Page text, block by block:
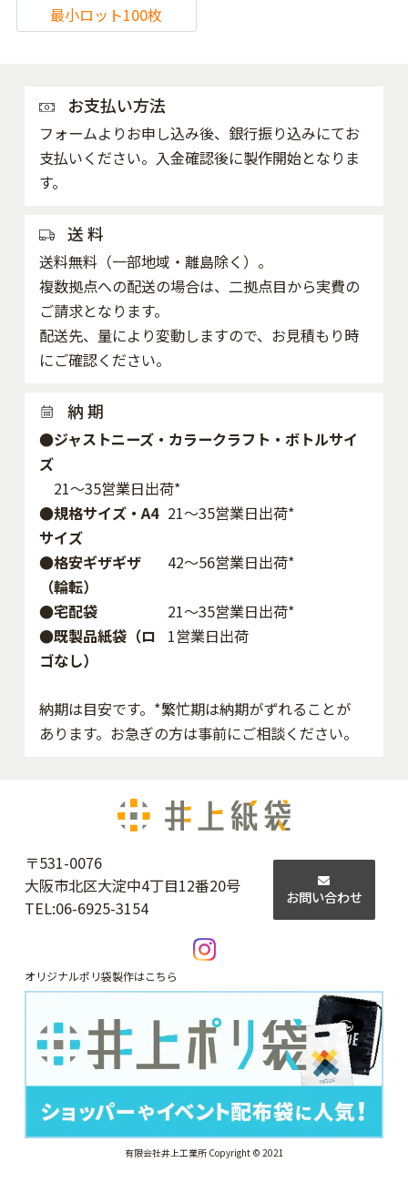
最小ロット100枚
お支払い方法
フォームよりお申し込み後、銀行振り込みにてお
支払いください。入金確認後に製作開始となりま
す。
送 料
送料無料（一部地域・離島除く）。
複数拠点への配送の場合は、二拠点目から実費の
ご請求となります。
配送先、量により変動しますので、お見積もり時
にご確認ください。
納 期
●ジャストニーズ・カラークラフト・ボトルサイ
ズ
21～35営業日出荷*
●規格サイズ・A4
サイズ
21～35営業日出荷*
●格安ギザギザ
（輪転）
42〜56営業日出荷*
●宅配袋
21～35営業日出荷*
●既製品紙袋（ロ
ゴなし）
1営業日出荷
納期は目安です。*繁忙期は納期がずれることが
あります。お急ぎの方は事前にご相談ください。
〒531-0076
大阪市北区大淀中4丁目12番20号
TEL:06-6925-3154
お問い合わせ
オリジナルポリ袋製作はこちら
有限会社井上工業所 Copyright © 2021